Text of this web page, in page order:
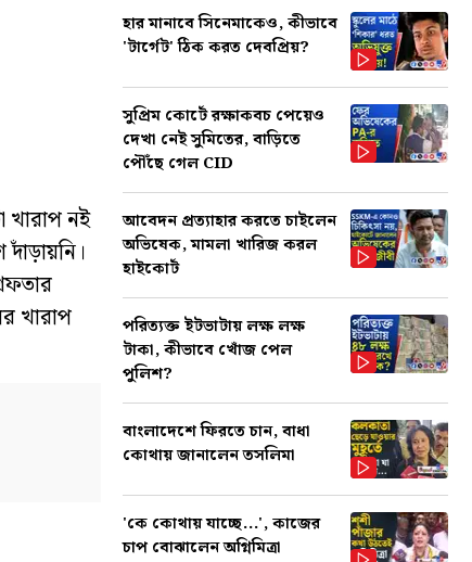
নই
খারাপ
হার মানাবে সিনেমাকেও, কীভাবে
'টার্গেট' ঠিক করত দেবপ্রিয়?
সুপ্রিম কোর্টে রক্ষাকবচ পেয়েও
দেখা নেই সুমিতের, বাড়িতে
পৌঁছে গেল CID
আবেদন প্রত্যাহার করতে চাইলেন
অভিষেক, মামলা খারিজ করল
হাইকোর্ট
পরিত্যক্ত ইটভাটায় লক্ষ লক্ষ
টাকা, কীভাবে খোঁজ পেল
পুলিশ?
বাংলাদেশে ফিরতে চান, বাধা
কোথায় জানালেন তসলিমা
'কে কোথায় যাচ্ছে...', কাজের
চাপ বোঝালেন অগ্নিমিত্রা